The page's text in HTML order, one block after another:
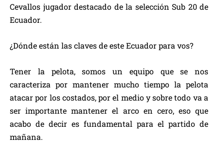
Cevallos jugador destacado de la selección Sub 20 de
Ecuador.
¿Dónde están las claves de este Ecuador para vos?
Tener la pelota, somos un equipo que se nos
caracteriza por mantener mucho tiempo la pelota
atacar por los costados, por el medio y sobre todo va a
ser importante mantener el arco en cero, eso que
acabo de decir es fundamental para el partido de
mañana.